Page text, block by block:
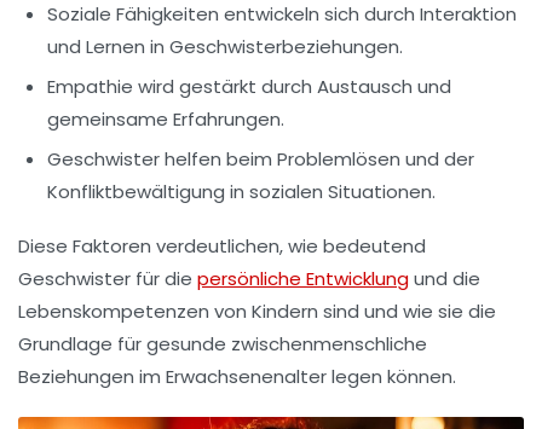
Soziale Fähigkeiten entwickeln sich durch Interaktion
und Lernen in Geschwisterbeziehungen.
Empathie wird gestärkt durch Austausch und
gemeinsame Erfahrungen.
Geschwister helfen beim Problemlösen und der
Konfliktbewältigung in sozialen Situationen.
Diese Faktoren verdeutlichen, wie bedeutend
Geschwister für die persönliche Entwicklungund die
Lebenskompetenzen von Kindern sind und wie sie die
Grundlage für gesunde zwischenmenschliche
Beziehungen im Erwachsenenalter legen können.